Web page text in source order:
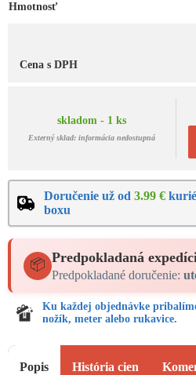
Hmotnosť
Cena s DPH
skladom - 1 ks
Externý sklad: informácia nedostupná
Doručenie už od 3.99 €
boxu
📦 Predpokladaná
Predpokladané doručenie:
Ku každej objednávke
nožík, meter alebo rukavice.
Popis História cien